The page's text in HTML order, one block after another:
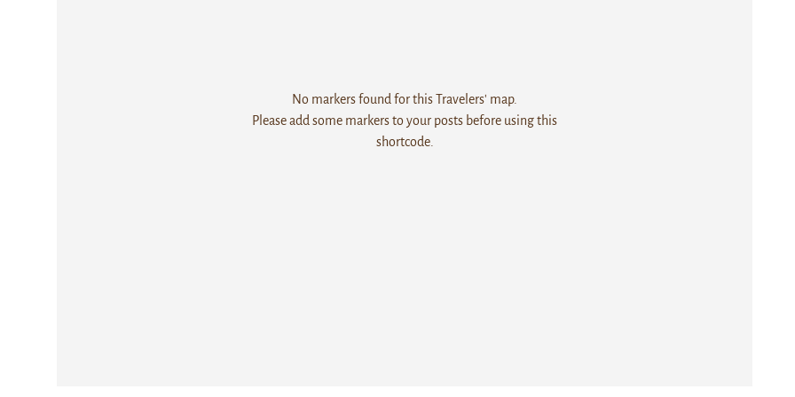
No markers found for this Travelers' map.
Please add some markers to your posts before using this
shortcode.